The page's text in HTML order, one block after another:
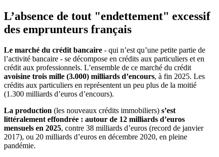
L’absence de tout "endettement" excessif
des emprunteurs français
Le marché du crédit bancaire - qui n’est qu’une petite partie de
l’activité bancaire - se décompose en crédits aux particuliers et en
crédit aux professionnels. L’ensemble de ce marché du crédit
avoisine trois mille (3.000) milliards d’encours, à fin 2025. Les
crédits aux particuliers en représentent un peu plus de la moitié
(1.300 milliards d’euros d’encours).
La production (les nouveaux crédits immobiliers) s’est
littéralement effondrée : autour de 12 milliards d’euros
mensuels en 2025, contre 38 milliards d’euros (record de janvier
2017), ou 20 milliards d’euros en décembre 2020, en pleine
pandémie.